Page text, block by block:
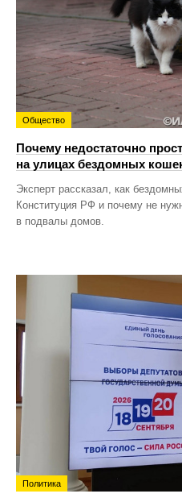
Общество
Почему недостаточно
на улицах бездомных
Эксперт рассказал, как
Конституция РФ и почему не
в подвалы домов.
Политика